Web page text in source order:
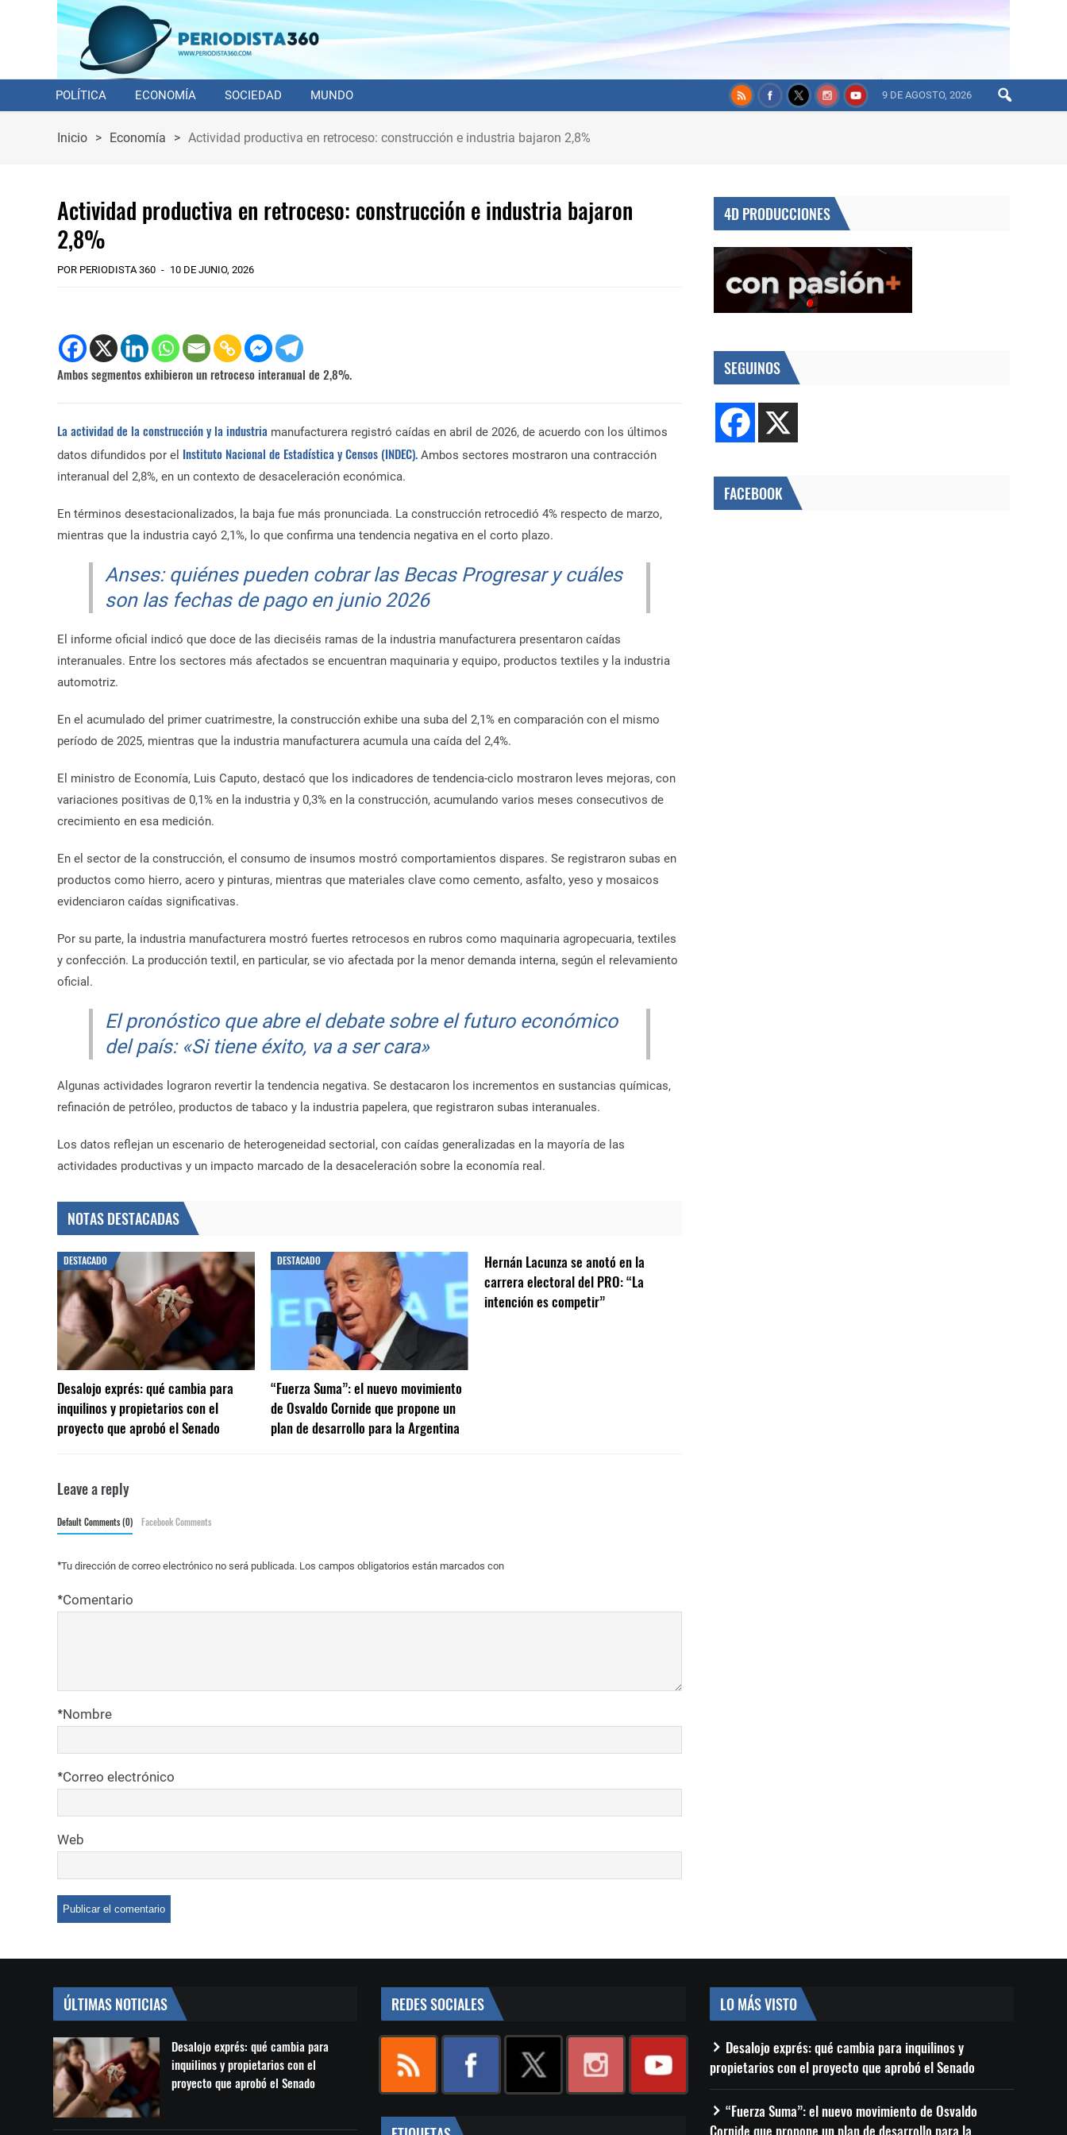
POLÍTICA ECONOMÍA SOCIEDAD MUNDO 9 DE AGOSTO, 2026
Inicio > Economía > Actividad productiva en retroceso: construcción e industria bajaron 2,8%
Actividad productiva en retroceso: construcción e industria bajaron
2,8%
POR PERIODISTA 360 10 DE JUNIO, 2026
Ambos segmentos exhibieron un retroceso interanual de 2,8%.
La actividad de la construcción y la industria manufacturera registró caídas en abril de 2026, de acuerdo con los últimos
datos difundidos por el Instituto Nacional de Estadística y Censos (INDEC). Ambos sectores mostraron una contracción
interanual del 2,8%, en un contexto de desaceleración económica.
En términos desestacionalizados, la baja fue más pronunciada. La construcción retrocedió 4% respecto de marzo,
mientras que la industria cayó 2,1%, lo que confirma una tendencia negativa en el corto plazo.
Anses: quiénes pueden cobrar las Becas Progresar y cuáles
son las fechas de pago en junio 2026
El informe oficial indicó que doce de las dieciséis ramas de la industria manufacturera presentaron caídas
interanuales. Entre los sectores más afectados se encuentran maquinaria y equipo, productos textiles y la industria
automotriz.
En el acumulado del primer cuatrimestre, la construcción exhibe una suba del 2,1% en comparación con el mismo
período de 2025, mientras que la industria manufacturera acumula una caída del 2,4%.
El ministro de Economía, Luis Caputo, destacó que los indicadores de tendencia-ciclo mostraron leves mejoras, con
variaciones positivas de 0,1% en la industria y 0,3% en la construcción, acumulando varios meses consecutivos de
crecimiento en esa medición.
En el sector de la construcción, el consumo de insumos mostró comportamientos dispares. Se registraron subas en
productos como hierro, acero y pinturas, mientras que materiales clave como cemento, asfalto, yeso y mosaicos
evidenciaron caídas significativas.
Por su parte, la industria manufacturera mostró fuertes retrocesos en rubros como maquinaria agropecuaria, textiles
y confección. La producción textil, en particular, se vio afectada por la menor demanda interna, según el relevamiento
oficial.
El pronóstico que abre el debate sobre el futuro económico
del país: «Si tiene éxito, va a ser cara»
Algunas actividades lograron revertir la tendencia negativa. Se destacaron los incrementos en sustancias químicas,
refinación de petróleo, productos de tabaco y la industria papelera, que registraron subas interanuales.
Los datos reflejan un escenario de heterogeneidad sectorial, con caídas generalizadas en la mayoría de las
actividades productivas y un impacto marcado de la desaceleración sobre la economía real.
NOTAS DESTACADAS
DESTACADO
Desalojo exprés: qué cambia para
inquilinos y propietarios con el
proyecto que aprobó el Senado
DESTACADO
“Fuerza Suma”: el nuevo movimiento
de Osvaldo Cornide que propone un
plan de desarrollo para la Argentina
Hernán Lacunza se anotó en la
carrera electoral del PRO: “La
intención es competir”
Leave a reply
Default Comments (0) Facebook Comments
Tu dirección de correo electrónico no será publicada. Los campos obligatorios están marcados con
*
Comentario
*
Nombre
*
Correo electrónico
*
Web
4D PRODUCCIONES
SEGUINOS
FACEBOOK
ÚLTIMAS NOTICIAS
Desalojo exprés: qué cambia para
inquilinos y propietarios con el
proyecto que aprobó el Senado
REDES SOCIALES LO MÁS VISTO
Desalojo exprés: qué cambia para inquilinos y
propietarios con el proyecto que aprobó el Senado
“Fuerza Suma”: el nuevo movimiento de Osvaldo
Cornide que propone un plan de desarrollo para la